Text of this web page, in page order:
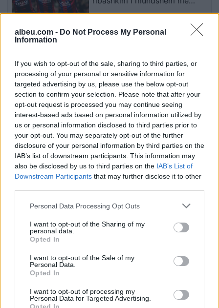
albeu.com - Do Not Process My Personal
Information
If you wish to opt-out of the sale, sharing to third parties, or
processing of your personal or sensitive information for
targeted advertising by us, please use the below opt-out
section to confirm your selection. Please note that after your
opt-out request is processed you may continue seeing
interest-based ads based on personal information utilized by
us or personal information disclosed to third parties prior to
your opt-out. You may separately opt-out of the further
disclosure of your personal information by third parties on the
IAB’s list of downstream participants. This information may
also be disclosed by us to third parties on the IAB’s List of
Downstream Participants that may further disclose it to other
Personal Data Processing Opt Outs
I want to opt-out of the Sharing of my
personal data.
Opted In
I want to opt-out of the Sale of my
Personal Data.
Opted In
I want to opt-out of processing my
Personal Data for Targeted Advertising.
Messin dhe Suarezin
Sot dita e 71 e revoltës/
kërkojnë ndryshim të klasës
politike: Rama jep dorëheqjen
Esim for Global
Esim for USA Esim for Italy
for Turkey|Esim for Germany|Esim for Greece|